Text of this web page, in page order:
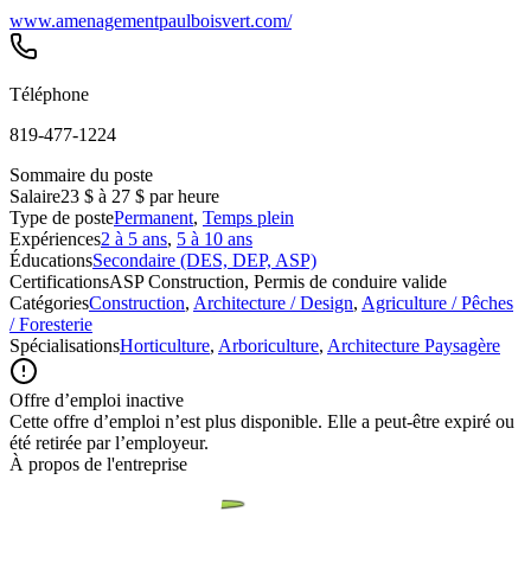
www.amenagementpaulboisvert.com/
Téléphone
819-477-1224
Sommaire du poste
Salaire23 $ à 27 $ par heure
Type de postePermanent, Temps plein
Expériences2 à 5 ans, 5 à 10 ans
ÉducationsSecondaire (DES, DEP, ASP)
CertificationsASP Construction, Permis de conduire valide
CatégoriesConstruction, Architecture / Design, Agriculture / Pêches
/ Foresterie
SpécialisationsHorticulture, Arboriculture, Architecture Paysagère
Offre d’emploi inactive
Cette offre d’emploi n’est plus disponible. Elle a peut-être expiré ou
été retirée par l’employeur.
À propos de l'entreprise